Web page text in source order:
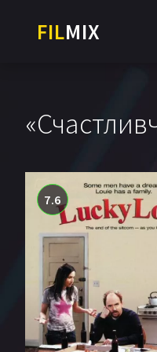
FILMIX
7.6